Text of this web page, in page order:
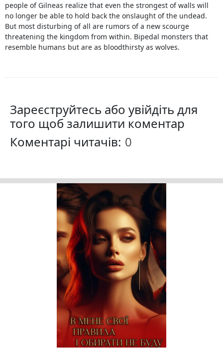
people of Gilneas realize that even the strongest of walls will
no longer be able to hold back the onslaught of the undead.
But most disturbing of all are rumors of a new scourge
threatening the kingdom from within. Bipedal monsters that
resemble humans but are as bloodthirsty as wolves.
Зареєструйтесь або увійдіть для
того щоб залишити коментар
Коментарі читачів: